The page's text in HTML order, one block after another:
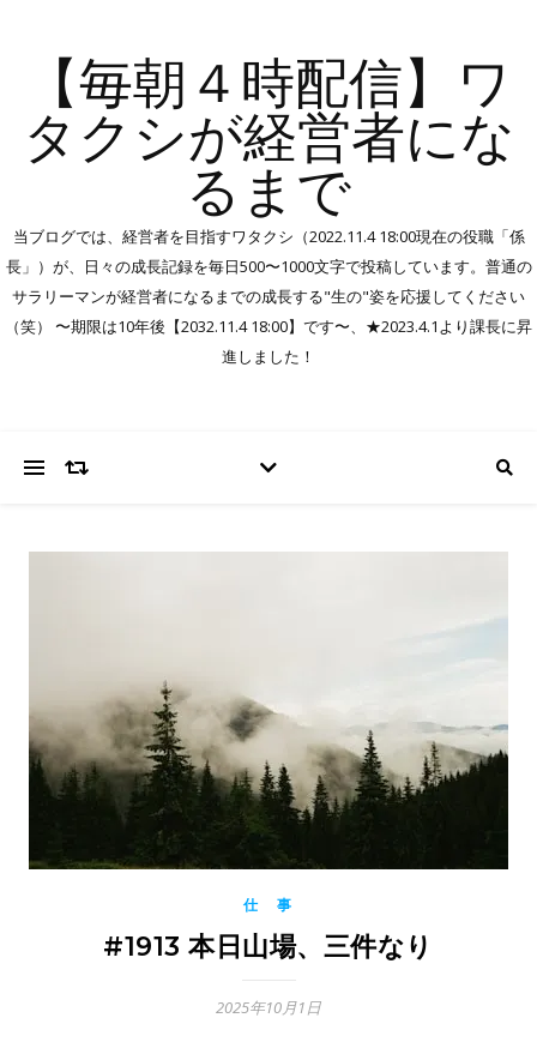
【毎朝４時配信】ワ
タクシが経営者にな
るまで
当ブログでは、経営者を目指すワタクシ（2022.11.4 18:00現在の役職「係
長」）が、日々の成長記録を毎日500〜1000文字で投稿しています。普通の
サラリーマンが経営者になるまでの成長する"生の"姿を応援してください
（笑） 〜期限は10年後【2032.11.4 18:00】です〜、★2023.4.1より課長に昇
進しました！
仕 事
#1913 本日山場、三件なり
2025年10月1日